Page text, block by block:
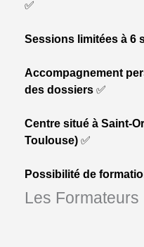
✅
Sessions limitées à 6
Accompagnement
des dossiers ✅
Centre situé à Saint-
Toulouse) ✅
Possibilité de
Les Formateurs